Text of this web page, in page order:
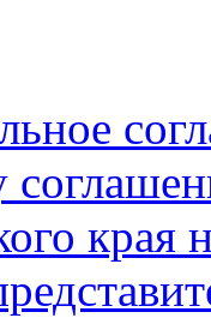
края